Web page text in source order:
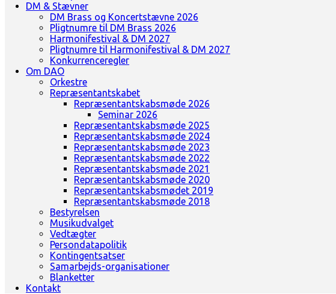
DM & Stævner
DM Brass og Koncertstævne 2026
Pligtnumre til DM Brass 2026
Harmonifestival & DM 2027
Pligtnumre til Harmonifestival & DM 2027
Konkurrenceregler
Om DAO
Orkestre
Repræsentantskabet
Repræsentantskabsmøde 2026
Seminar 2026
Repræsentantskabsmøde 2025
Repræsentantskabsmøde 2024
Repræsentantskabsmøde 2023
Repræsentantskabsmøde 2022
Repræsentantskabsmøde 2021
Repræsentantskabsmøde 2020
Repræsentantskabsmødet 2019
Repræsentantskabsmøde 2018
Bestyrelsen
Musikudvalget
Vedtægter
Persondatapolitik
Kontingentsatser
Samarbejds-organisationer
Blanketter
Kontakt